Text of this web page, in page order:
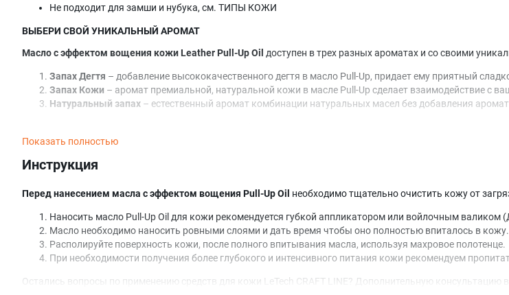
Не подходит для замши и нубука, см. ТИПЫ КОЖИ
ВЫБЕРИ СВОЙ УНИКАЛЬНЫЙ АРОМАТ
Масло с эффектом вощения кожи Leather Pull-Up Oil доступен в трех разных ароматах и со своими
Запах Дегтя – добавление высококачественного дегтя в масло Pull-Up, придает ему приятный
Запах Кожи – аромат премиальной, натуральной кожи в масле Pull-Up сделает взаимодействие с
Натуральный запах – естественный аромат комбинации натуральных масел без добавления
Показать полностью
Инструкция
Перед нанесением масла с эффектом вощения Pull-Up Oil необходимо тщательно очистить кожу от
Наносить масло Pull-Up Oil для кожи рекомендуется губкой аппликатором или войлочным
Масло необходимо наносить ровными слоями и дать время чтобы оно полностью впиталось в кожу.
Располируйте поверхность кожи, после полного впитывания масла, используя махровое полотенце.
При необходимости получения более глубокого и интенсивного питания кожи рекомендуем
Остались вопросы по применению средств для кожи LeTech CRAFT LINE? Дополнительную консультацию